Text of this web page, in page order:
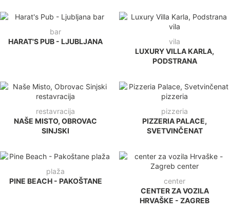
bar
HARAT'S PUB - LJUBLJANA
vila
LUXURY VILLA KARLA,
PODSTRANA
restavracija
NAŠE MISTO, OBROVAC
SINJSKI
pizzeria
PIZZERIA PALACE,
SVETVINČENAT
plaža
PINE BEACH - PAKOŠTANE
center
CENTER ZA VOZILA
HRVAŠKE - ZAGREB